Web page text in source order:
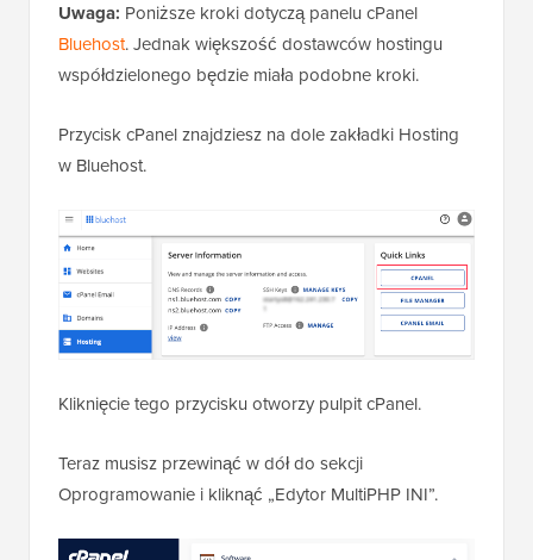
Uwaga: Poniższe kroki dotyczą panelu cPanel
Bluehost. Jednak większość dostawców hostingu
współdzielonego będzie miała podobne kroki.
Przycisk cPanel znajdziesz na dole zakładki Hosting
w Bluehost.
Kliknięcie tego przycisku otworzy pulpit cPanel.
Teraz musisz przewinąć w dół do sekcji
Oprogramowanie i kliknąć „Edytor MultiPHP INI”.